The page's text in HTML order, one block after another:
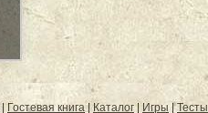
Гостевая книга| Каталог Игры |Тесты